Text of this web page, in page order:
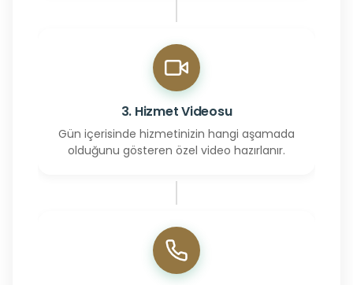
3. Hizmet Videosu
Gün içerisinde hizmetinizin hangi aşamada
olduğunu gösteren özel video hazırlanır.